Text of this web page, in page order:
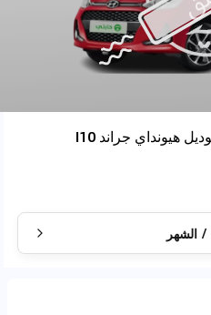
،| الأسعار والعروض الإمارات موديل هيونداي جراند I10
/ الشهر